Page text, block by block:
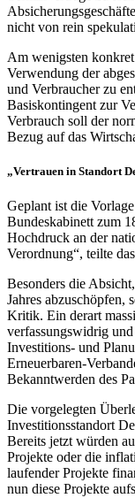
nicht von rein
Am wenigsten
Verwendung der
und Verbraucher zu
Basiskontingent zur
Verbrauch soll der
Bezug auf das
„Vertrauen in Standort
Geplant ist die
Bundeskabinett zum
Hochdruck an der
Verordnung“, teilte
Besonders die
Jahres abzuschöpfen,
Kritik. Ein derart
verfassungswidrig
Investitions- und
Erneuerbaren-
Bekanntwerden des
Die vorgelegten
Investitionsstandort
Bereits jetzt würden
Projekte oder die
laufender Projekte
nun diese Projekte